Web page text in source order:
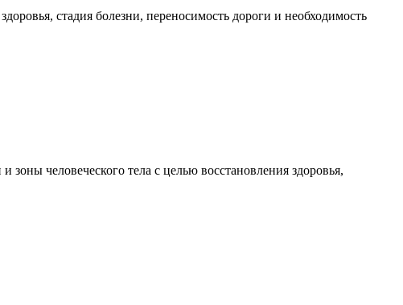
стадия болезни, переносимость дороги и необходимость
человеческого тела с целью восстановления здоровья,